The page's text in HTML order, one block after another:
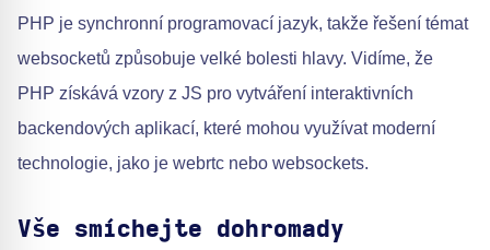
PHP je synchronní programovací jazyk, takže řešení témat
websocketů způsobuje velké bolesti hlavy. Vidíme, že
PHP získává vzory z JS pro vytváření interaktivních
backendových aplikací, které mohou využívat moderní
technologie, jako je webrtc nebo websockets.
Vše smíchejte dohromady